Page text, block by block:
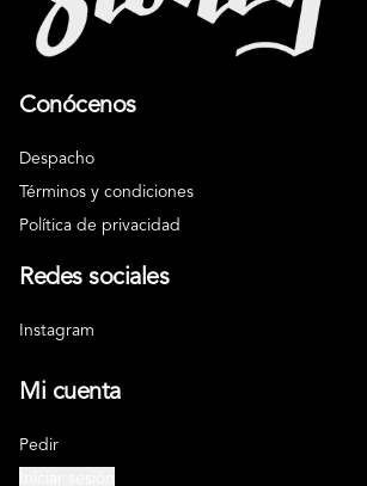
Conócenos
Despacho
Términos y condiciones
Política de privacidad
Redes sociales
Instagram
Mi cuenta
Pedir